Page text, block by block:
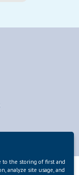
to the storing of first and
analyze site usage, and